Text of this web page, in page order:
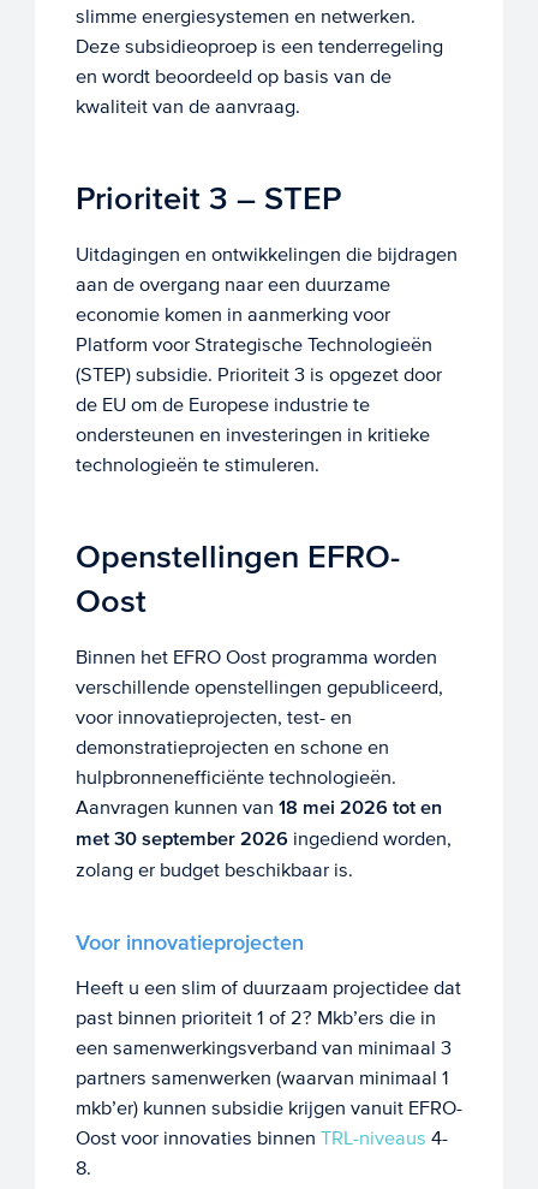
slimme energiesystemen en netwerken.
Deze subsidieoproep is een tenderregeling
en wordt beoordeeld op basis van de
kwaliteit van de aanvraag.
Prioriteit 3 – STEP
Uitdagingen en ontwikkelingen die bijdragen
aan de overgang naar een duurzame
economie komen in aanmerking voor
Platform voor Strategische Technologieën
(STEP) subsidie. Prioriteit 3 is opgezet door
de EU om de Europese industrie te
ondersteunen en investeringen in kritieke
technologieën te stimuleren.
Openstellingen EFRO-
Oost
Binnen het EFRO Oost programma worden
verschillende openstellingen gepubliceerd,
voor innovatieprojecten, test- en
demonstratieprojecten en schone en
hulpbronnenefficiënte technologieën.
Aanvragen kunnen van 18 mei 2026 tot en
met 30 september 2026 ingediend worden,
zolang er budget beschikbaar is.
Voor innovatieprojecten
Heeft u een slim of duurzaam projectidee dat
past binnen prioriteit 1 of 2? Mkb’ers die in
een samenwerkingsverband van minimaal 3
partners samenwerken (waarvan minimaal 1
mkb’er) kunnen subsidie krijgen vanuit EFRO-
Oost voor innovaties binnen TRL-niveaus 4-
8.